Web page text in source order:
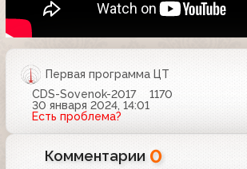
Первая программа ЦТ
CDS-Sovenok-2017
1170
30 января 2024, 14:01
Есть проблема?
Комментарии 0